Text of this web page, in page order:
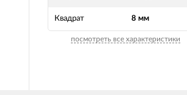
Квадрат 8 мм
посмотреть все характеристики